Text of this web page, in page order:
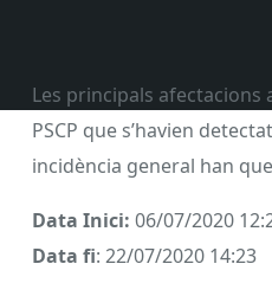
Les principals afectacions
PSCP que s’havien
incidència general han
Data Inici: 06/07/2020
Data fi: 22/07/2020 14:23